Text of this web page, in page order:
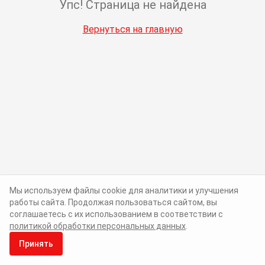
Упс! Страница не найдена
Вернуться на главную
Мы используем файлы cookie для аналитики и улучшения
работы сайта. Продолжая пользоваться сайтом, вы
соглашаетесь с их использованием в соответствии с
политикой обработки персональных данных
Принять